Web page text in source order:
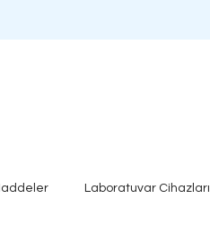
Laboratuvar Cihazları